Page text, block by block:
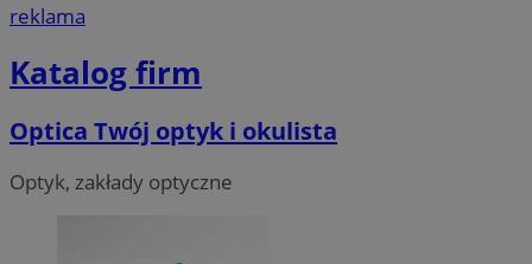
reklama
Katalog firm
Optica Twój optyk i okulista
Optyk, zakłady optyczne